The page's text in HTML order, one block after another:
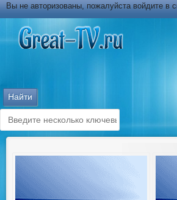
Вы не авторизованы, пожалуйста войдите в